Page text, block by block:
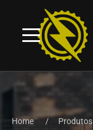
Home Produtos